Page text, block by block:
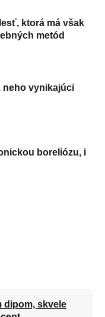
ktorá má však
metód
neho vynikajúci
boreliózu, i
dipom, skvele